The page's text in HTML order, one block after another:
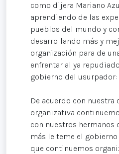
como dijera Mariano
aprendiendo de las
pueblos del mundo y
desarrollando más y
organización para de
enfrentar al ya
gobierno del usurpador:
De acuerdo con nuestra
organizativa
con nuestros hermanos
más le teme el
que continuemos